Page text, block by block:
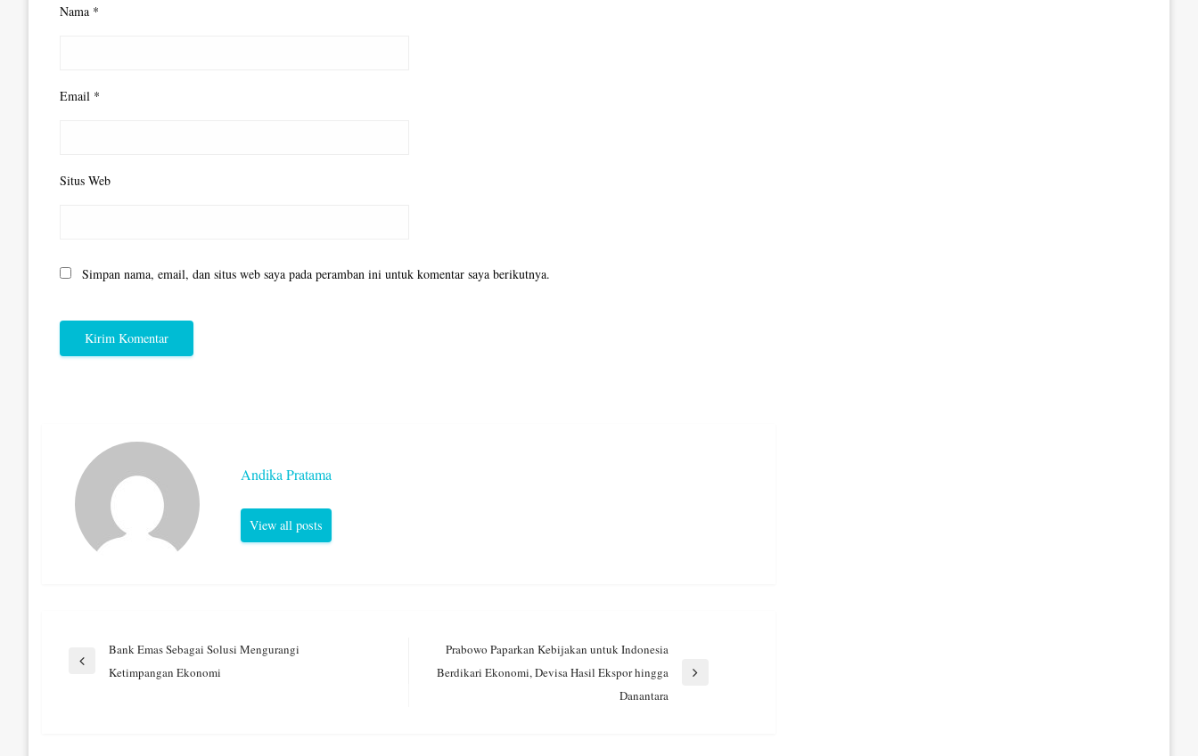
Nama *
Email *
Situs Web
Simpan nama, email, dan situs web saya pada peramban ini untuk komentar saya berikutnya.
Andika Pratama
View all posts
Navigasi
Previous
Bank Emas Sebagai Solusi Mengurangi
Ketimpangan Ekonomi
Prabowo Paparkan Kebijakan untuk Indonesia
Berdikari Ekonomi, Devisa Hasil Ekspor hingga
Danantara